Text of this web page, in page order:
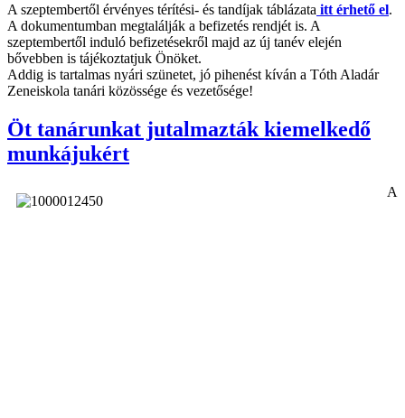
A szeptembertől érvényes térítési- és tandíjak táblázata itt érhető el.
A dokumentumban megtalálják a befizetés rendjét is. A
szeptembertől induló befizetésekről majd az új tanév elején
bővebben is tájékoztatjuk Önöket.
Addig is tartalmas nyári szünetet, jó pihenést kíván a Tóth Aladár
Zeneiskola tanári közössége és vezetősége!
Öt tanárunkat jutalmazták kiemelkedő
munkájukért
A